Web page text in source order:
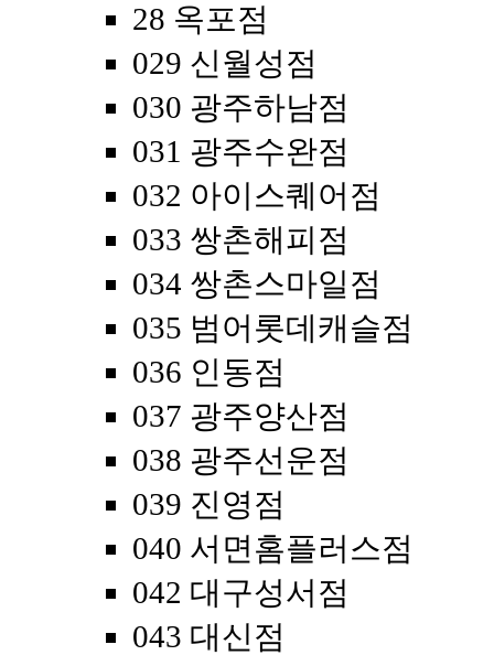
28 옥포점
029 신월성점
030 광주하남점
031 광주수완점
032 아이스퀘어점
033 쌍촌해피점
034 쌍촌스마일점
035 범어롯데캐슬점
036 인동점
037 광주양산점
038 광주선운점
039 진영점
040 서면홈플러스점
042 대구성서점
043 대신점